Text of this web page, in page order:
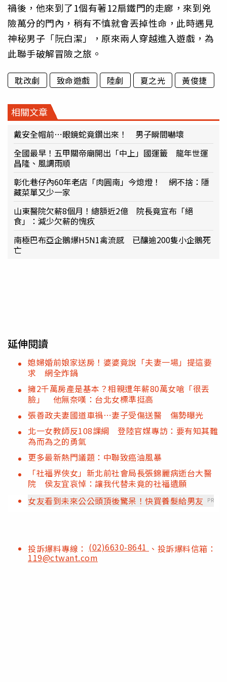
禍後，他來到了1個有著12扇鐵門的走廊，來到兇
險萬分的門內，稍有不慎就會丟掉性命，此時遇見
神秘男子「阮白潔」，原來兩人穿越進入遊戲，為
此聯手破解冒險之旅。
耽改劇 致命遊戲 陸劇 夏之光 黃俊捷
相關文章
戴安全帽前⋯眼鏡蛇竟鑽出來！ 男子瞬間嚇壞
全國最早！五甲關帝廟開出「中上」國運籤 龍年世運
昌隆、風調雨順
彰化巷仔內60年老店「肉圓南」今熄燈！ 網不捨：隱
藏菜單又少一家
山東醫院欠薪8個月！總額近2億 院長竟宣布「絕
食」：減少欠薪的愧疚
南極巴布亞企鵝爆H5N1禽流感 已釀逾200隻小企鵝死
亡
延伸閱讀
媳婦婚前娘家送房！婆婆竟說「夫妻一場」提這要
求 網全炸鍋
擁2千萬房產是基本？相親遭年薪80萬女嗆「很丟
臉」 他無奈嘆：台北女標準挺高
張善政夫妻國道車禍⋯妻子受傷送醫 傷勢曝光
北一女教師反108課綱 登陸官媒專訪：要有知其難
為而為之的勇氣
更多最新熱門議題：中聯致癌油風暴
「社福界俠女」新北前社會局長張錦麗病逝台大醫
院 侯友宜哀悼：讓我代替未竟的社福遺願
女友看到未來公公頭頂後驚呆！快買養髮給男友
PR
投訴爆料專線： (02)6630-8641 、投訴爆料信箱：
119@ctwant.com